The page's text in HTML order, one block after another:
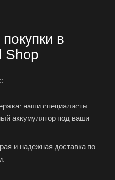
в
Shop
наши специалисты
аккумулятор под ваши
и надежная доставка по